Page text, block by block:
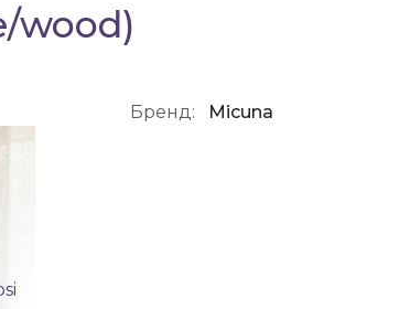
wood)
Бренд:
Micuna